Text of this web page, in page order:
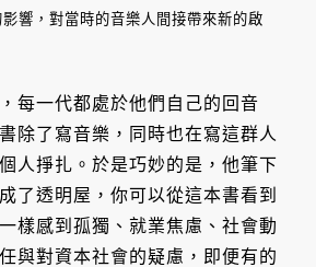
響，對當時的音樂人間接帶來新的啟
每一代都處於他們自己的回音
除了寫音樂，同時也在寫這群人
人掙扎。於是巧妙的是，他筆下
了透明屋，你可以從這本書看到
樣感到孤獨、就業焦慮、社會動
與對資本社會的疑慮，即便有的